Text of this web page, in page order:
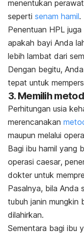
menentukan
seperti senam hamil.
Penentuan HPL
apakah bayi Anda
lebih lambat dari
Dengan begitu,
tepat untuk
3. Memilih
Perhitungan usia
merencanakan
maupun melalui
Bagi ibu hamil yang
operasi caesar,
dokter untuk
Pasalnya, bila Anda
tubuh janin mungkin
dilahirkan.
Sementara bagi ibu